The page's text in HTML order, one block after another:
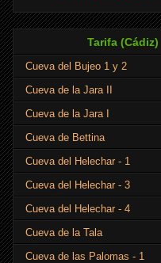
Tarifa (Cádiz)
Cueva del Bujeo 1 y 2
Cueva de la Jara II
Cueva de la Jara I
Cueva de Bettina
Cueva del Helechar - 1
Cueva del Helechar - 3
Cueva del Helechar - 4
Cueva de la Tala
Cueva de las Palomas - 1